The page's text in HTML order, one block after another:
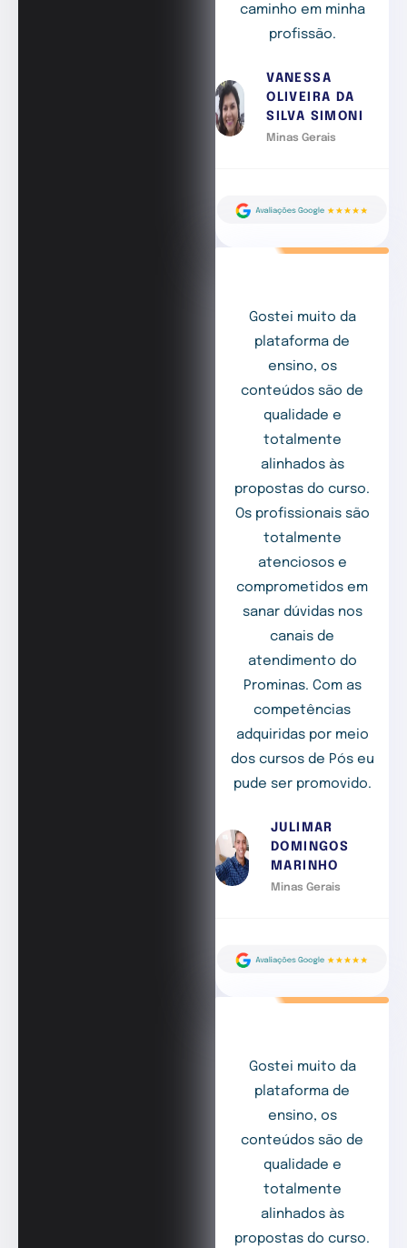
caminho em minha
profissão.
VANESSA
OLIVEIRA DA
SILVA SIMONI
Minas Gerais
Gostei muito da
plataforma de
ensino, os
conteúdos são de
qualidade e
totalmente
alinhados às
propostas do curso.
Os profissionais são
totalmente
atenciosos e
comprometidos em
sanar dúvidas nos
canais de
atendimento do
Prominas. Com as
competências
adquiridas por meio
dos cursos de Pós eu
pude ser promovido.
JULIMAR
DOMINGOS
MARINHO
Minas Gerais
Gostei muito da
plataforma de
ensino, os
conteúdos são de
qualidade e
totalmente
alinhados às
propostas do curso.